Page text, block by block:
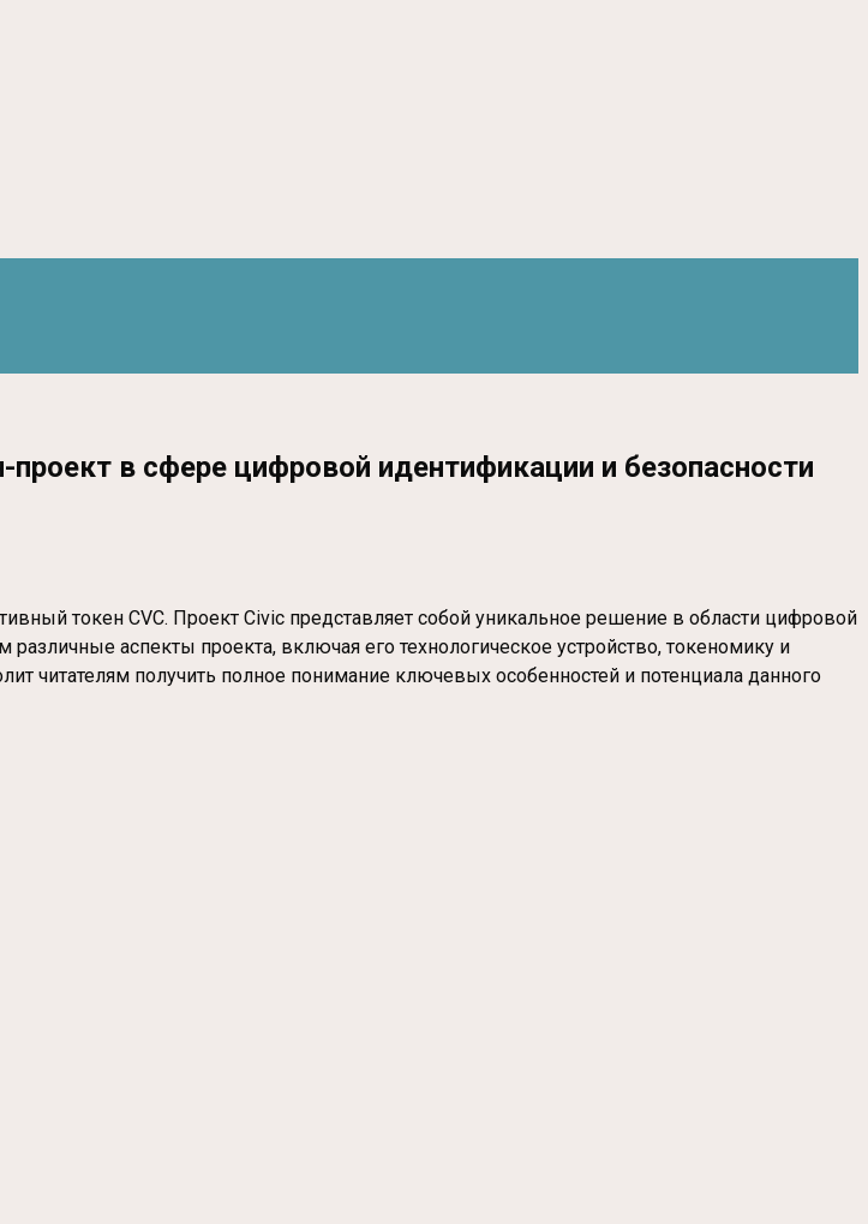
в сфере цифровой идентификации и безопасности
токен CVC. Проект Civic представляет собой уникальное решение в области цифровой
аспекты проекта, включая его технологическое устройство, токеномику и
читателям получить полное понимание ключевых особенностей и потенциала данного